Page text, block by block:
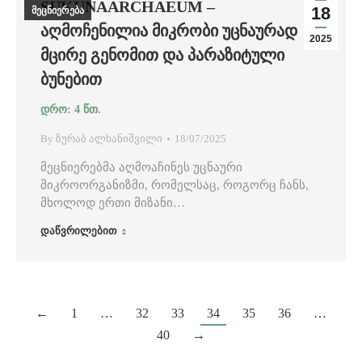
18
2025
მეცნიერება
SUKUNAARCHAEUM –
ᲐᲦᲛᲝᲩᲔᲜᲘᲚᲘᲐ ᲛᲘᲙᲠᲝᲑᲘ ᲣᲪᲜᲐᲣᲠᲐᲓ
ᲛᲪᲘᲠᲔ ᲒᲔᲜᲝᲛᲘᲗ ᲓᲐ ᲞᲐᲠᲐᲖᲘᲢᲣᲚᲘ
ᲑᲣᲜᲔᲑᲘᲗ
By ზურაბ ალხანიშვილი 18/07/2025
მეცნიერებმა აღმოაჩინეს უცნაური
მიკროორგანიზმი, რომელსაც, როგორც ჩანს,
მხოლოდ ერთი მიზანი…
დაწვრილებით
← 1 … 32 33 34 35 36
…
40
→